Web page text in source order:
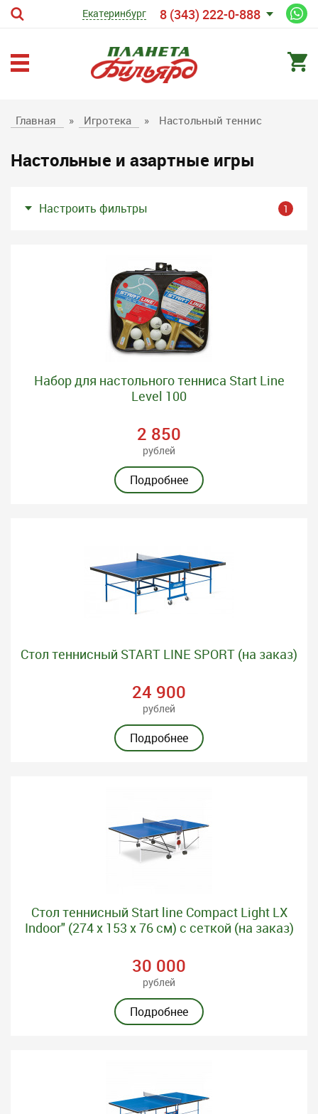
Екатеринбург 8 (343) 222-0-888
Главная » Игротека » Настольный теннис
Настольные и азартные игры
Настроить фильтры 1
Набор для настольного тенниса Start Line
Level 100
2 850
рублей
Подробнее
Стол теннисный START LINE SPORT (на заказ)
24 900
рублей
Подробнее
Стол теннисный Start line Compact Light LX
Indoor" (274 х 153 х 76 см) с сеткой (на заказ)
30 000
рублей
Подробнее